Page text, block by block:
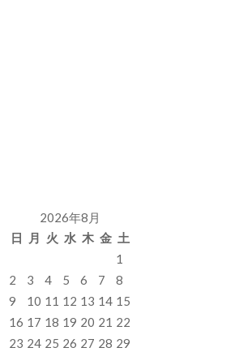
2026年8月
日
月 火 水 木 金 土
1
2
3 4 5 6 7
8
9
10 11 12 13 14 15
16 17 18 19 20 21 22
23 24 25 26 27 28 29